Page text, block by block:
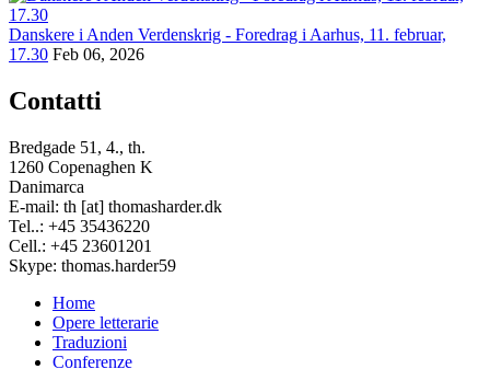
Danskere i Anden Verdenskrig - Foredrag i Aarhus, 11. februar,
17.30 Feb 06, 2026
Contatti
Bredgade 51, 4., th.
1260 Copenaghen K
Danimarca
E-mail: th [at] thomasharder.dk
Tel..: +45 35436220
Cell.: +45 23601201
Skype: thomas.harder59
Footer
menu
Home
Opere letterarie
Traduzioni
Conferenze